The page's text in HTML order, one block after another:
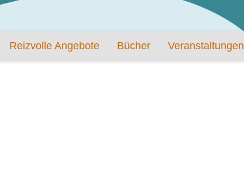
Reizvolle Angebote Bücher Veranstaltungen